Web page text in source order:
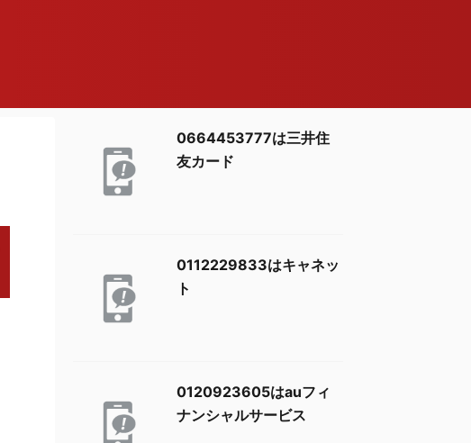
0664453777は三井住
友カード
0112229833はキャネッ
ト
0120923605はauフィ
ナンシャルサービス